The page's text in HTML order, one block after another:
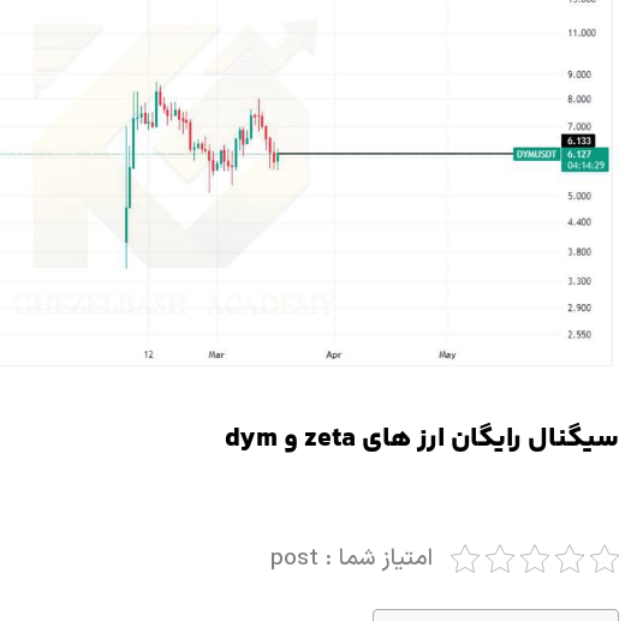
سیگنال رایگان ارز های zeta و dym
امتیاز شما : post